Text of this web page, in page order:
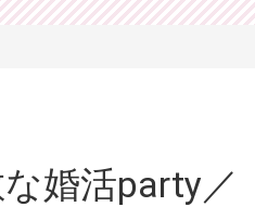
な婚活party／